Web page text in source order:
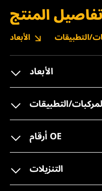
المنتج
الأبعاد التطبيقات
الأبعاد
التطبيقات
أرقام OE
التنزيلات